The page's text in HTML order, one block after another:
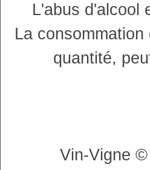
L'abus d'alcool
La
quantité,
Vin-Vigne ©